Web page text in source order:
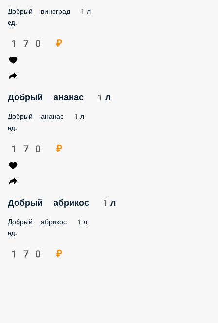
Добрый виноград 1л
ед.
170 ₽
Добрый ананас 1л
Добрый ананас 1л
170 ₽
Добрый абрикос 1л
Добрый абрикос 1л
170 ₽